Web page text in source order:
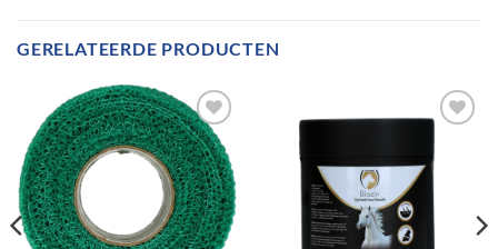
GERELATEERDE PRODUCTEN
Toevoegen
aan
verlanglijst
aan
verlanglijst